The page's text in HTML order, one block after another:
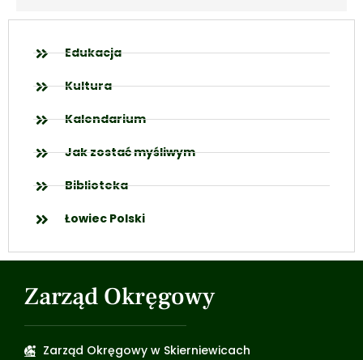
Edukacja
Kultura
Kalendarium
Jak zostać myśliwym
Biblioteka
Łowiec Polski
Zarząd Okręgowy
Zarząd Okręgowy w Skierniewicach